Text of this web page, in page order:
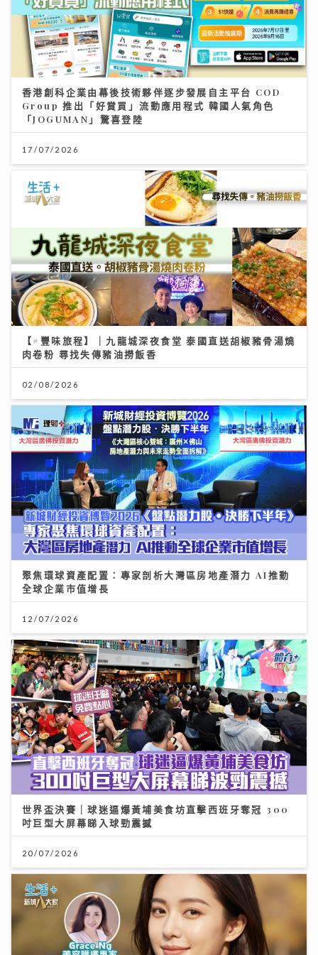
香港創科企業由幕後技術夥伴逐步發展自主平台 COD
Group 推出「好賞買」流動應用程式 韓國人氣角色
「JOGUMAN」驚喜登陸
17/07/2026
【#豐味旅程】｜九龍城深夜食堂 泰國直送胡椒豬骨湯燒
肉卷粉 尋找失傳豬油撈飯香
02/08/2026
聚焦環球資產配置：專家剖析大灣區房地產潛力 AI推動
全球企業市值增長
12/07/2026
世界盃決賽｜球迷逼爆黃埔美食坊直擊西班牙奪冠 300
吋巨型大屏幕睇入球勁震撼
20/07/2026